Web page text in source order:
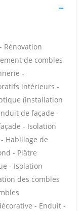
Rénovation
de combles
-
intérieurs -
(installation
de façade -
- Isolation
Habillage de
- Plâtre
- Isolation
des combles
- Enduit -